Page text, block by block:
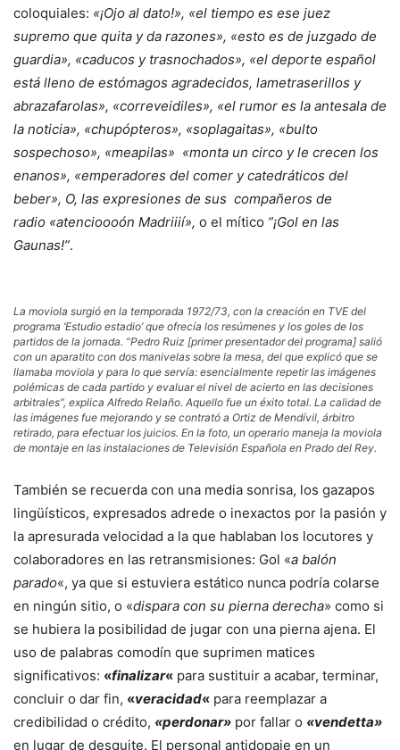
coloquiales: «¡Ojo al dato!», «el tiempo es ese juez
supremo que quita y da razones», «esto es de juzgado de
guardia», «caducos y trasnochados», «el deporte español
está lleno de estómagos agradecidos, lametraserillos y
abrazafarolas», «correveidiles», «el rumor es la antesala de
la noticia», «chupópteros», «soplagaitas», «bulto
sospechoso», «meapilas» «monta un circo y le crecen los
enanos», «emperadores del comer y catedráticos del
beber», O, las expresiones de sus compañeros de
radio «atencioooón Madriiií», o el mítico ”¡Gol en las
Gaunas!”.
La moviola surgió en la temporada 1972/73, con la creación en TVE del
programa ‘Estudio estadio’ que ofrecía los resúmenes y los goles de los
partidos de la jornada. “Pedro Ruiz [primer presentador del programa] salió
con un aparatito con dos manivelas sobre la mesa, del que explicó que se
llamaba moviola y para lo que servía: esencialmente repetir las imágenes
polémicas de cada partido y evaluar el nivel de acierto en las decisiones
arbitrales”, explica Alfredo Relaño. Aquello fue un éxito total. La calidad de
las imágenes fue mejorando y se contrató a Ortiz de Mendívil, árbitro
retirado, para efectuar los juicios. En la foto, un operario maneja la moviola
de montaje en las instalaciones de Televisión Española en Prado del Rey.
También se recuerda con una media sonrisa, los gazapos
lingüísticos, expresados adrede o inexactos por la pasión y
la apresurada velocidad a la que hablaban los locutores y
colaboradores en las retransmisiones: Gol «a balón
parado«, ya que si estuviera estático nunca podría colarse
en ningún sitio, o «dispara con su pierna derecha» como si
se hubiera la posibilidad de jugar con una pierna ajena. El
uso de palabras comodín que suprimen matices
significativos: «finalizar« para sustituir a acabar, terminar,
concluir o dar fin, «veracidad« para reemplazar a
credibilidad o crédito, «perdonar» por fallar o «vendetta»
en lugar de desquite. El personal antidopaje en un